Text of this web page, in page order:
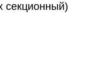
секционный)